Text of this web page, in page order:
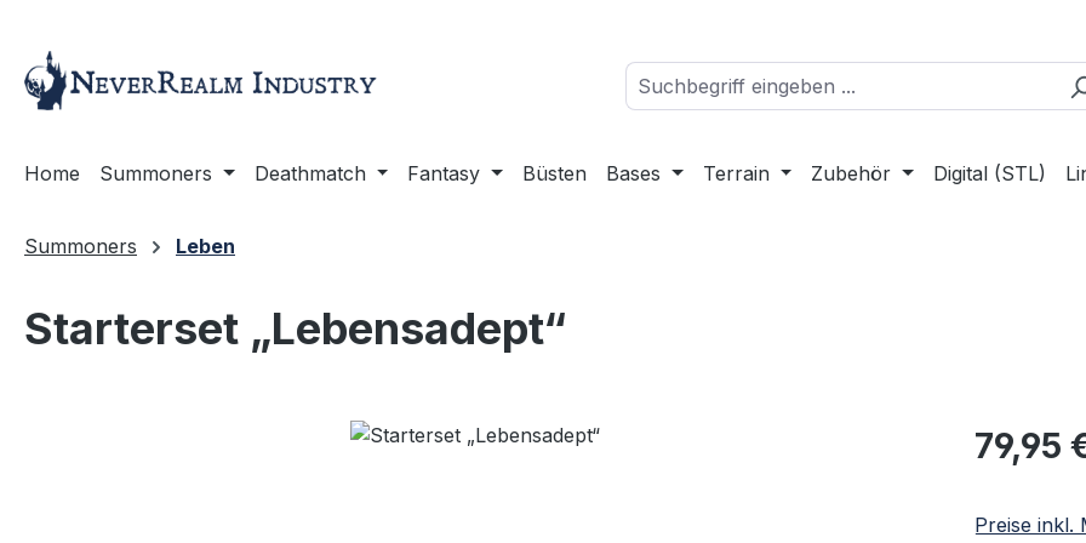
Home Summoners Deathmatch Fantasy Büsten Bases Terrain Zubehör Digital (STL)
Summoners Leben
Starterset „Lebensadept“
Regulärer
79,95
Preise inkl.